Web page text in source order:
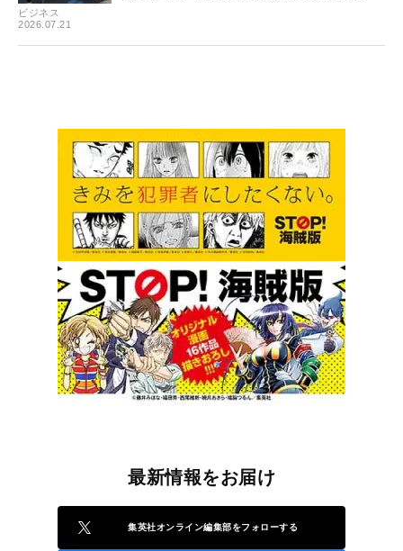
ビジネス
2026.07.21
最新情報をお届け
集英社オンライン編集部をフォローする